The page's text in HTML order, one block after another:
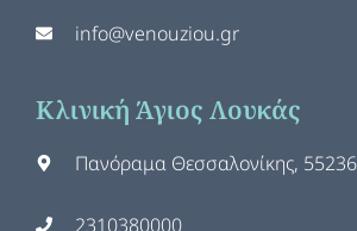
info@venouziou.gr
Κλινική Άγιος Λουκάς
Πανόραμα Θεσσαλονίκης, 55236
2310380000